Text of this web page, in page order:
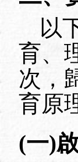
以
育、
次，
育原
(一)